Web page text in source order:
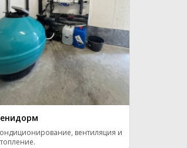
вентиляция и